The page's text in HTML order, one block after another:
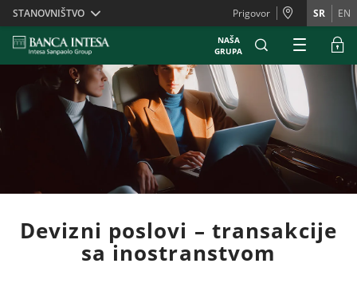
Skiplinks
STANOVNIŠTVO Prigovor SR EN
NAŠA
GRUPA
Devizni poslovi – transakcije
sa inostranstvom